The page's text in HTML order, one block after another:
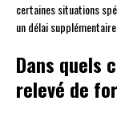
certaines situations
un délai
Dans quels
relevé de